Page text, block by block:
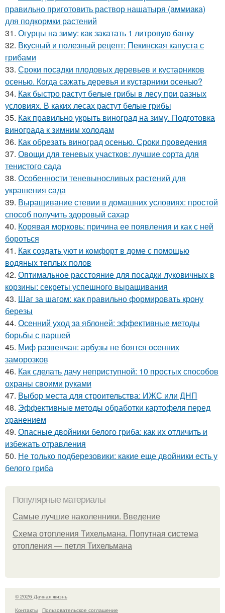
правильно приготовить раствор нашатыря (аммиака)
для подкормки растений
31. Огурцы на зиму: как закатать 1 литровую банку
32. Вкусный и полезный рецепт: Пекинская капуста с
грибами
33. Сроки посадки плодовых деревьев и кустарников
осенью. Когда сажать деревья и кустарники осенью?
34. Как быстро растут белые грибы в лесу при разных
условиях. В каких лесах растут белые грибы
35. Как правильно укрыть виноград на зиму. Подготовка
винограда к зимним холодам
36. Как обрезать виноград осенью. Сроки проведения
37. Овощи для теневых участков: лучшие сорта для
тенистого сада
38. Особенности теневыносливых растений для
украшения сада
39. Выращивание стевии в домашних условиях: простой
способ получить здоровый сахар
40. Корявая морковь: причина ее появления и как с ней
бороться
41. Как создать уют и комфорт в доме с помощью
водяных теплых полов
42. Оптимальное расстояние для посадки луковичных в
корзины: секреты успешного выращивания
43. Шаг за шагом: как правильно формировать крону
березы
44. Осенний уход за яблоней: эффективные методы
борьбы с паршей
45. Миф развенчан: арбузы не боятся осенних
заморозков
46. Как сделать дачу неприступной: 10 простых способов
охраны своими руками
47. Выбор места для строительства: ИЖС или ДНП
48. Эффективные методы обработки картофеля перед
хранением
49. Опасные двойники белого гриба: как их отличить и
избежать отравления
50. Не только подберезовики: какие еще двойники есть у
белого гриба
Популярные материалы
Самые лучшие наколенники. Введение
Схема отопления Тихельмана. Попутная система
отопления — петля Тихельмана
© 2026 Дачная жизнь
Контакты
Пользовательское соглашение